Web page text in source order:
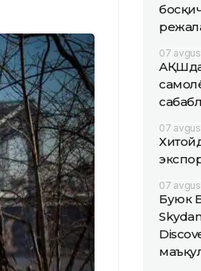
07
АҚШда
07
07
Буюк